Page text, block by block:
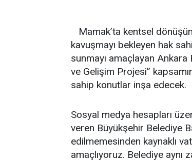
Mamak’ta kentsel
kavuşmayı bekleyen hak
sunmayı amaçlayan
ve Gelişim Projesi”
sahip konutlar inşa edecek.
Sosyal medya hesapları
veren Büyükşehir Belediye
edilmemesinden kaynaklı
amaçlıyoruz. Belediye aynı